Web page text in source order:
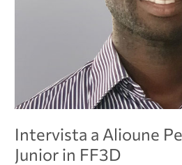
Intervista a Alioune
Junior in FF3D